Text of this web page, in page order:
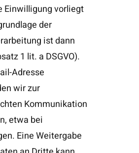
Einwilligung vorliegt
der
ist dann
1 lit. a DSGVO).
Adresse
wir zur
Kommunikation
etwa bei
Eine Weitergabe